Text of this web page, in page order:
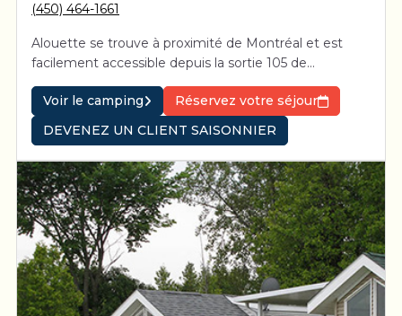
(450) 464-1661
Alouette se trouve à proximité de Montréal et est
facilement accessible depuis la sortie 105 de
l’autoroute 20.
Voir le camping
Réservez votre séjour
DEVENEZ UN CLIENT SAISONNIER